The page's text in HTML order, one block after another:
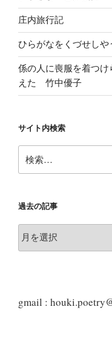
庄内旅行記
ひらがなをくづせし
係の人に喪服を着つ
えた 竹中優子
サイト内検索
索:
過去の記事
去
gmail :